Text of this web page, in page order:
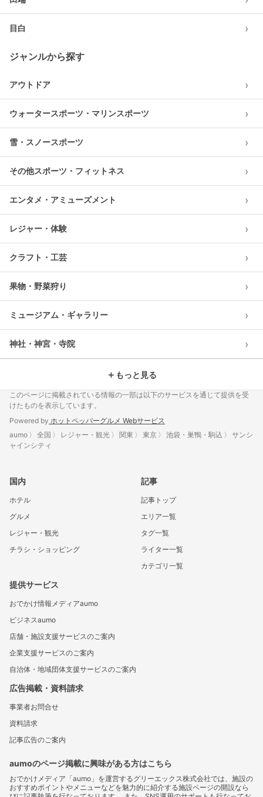
目白 ›
ジャンルから探す
アウトドア ›
ウォータースポーツ・マリンスポーツ ›
雪・スノースポーツ ›
その他スポーツ・フィットネス ›
エンタメ・アミューズメント ›
レジャー・体験 ›
クラフト・工芸 ›
果物・野菜狩り ›
ミュージアム・ギャラリー ›
神社・神宮・寺院 ›
＋ もっと見る
このページに掲載されている情報の一部は以下のサービスを通じて提供を受
けたものを表示しています。
Powered by ホットペッパーグルメ Webサービス
aumo
全国 レジャー・観光 関東 東京 池袋・巣鴨・駒込
サンシ
ャインシティ
国内
ホテル
グルメ
レジャー・観光
チラシ・ショッピング
記事
記事トップ
エリア一覧
タグ一覧
ライター一覧
カテゴリ一覧
提供サービス
おでかけ情報メディアaumo
ビジネスaumo
店舗・施設支援サービスのご案内
企業支援サービスのご案内
自治体・地域団体支援サービスのご案内
広告掲載・資料請求
事業者お問合せ
資料請求
記事広告のご案内
aumoのページ掲載に興味がある方はこちら
おでかけメディア「aumo」を運営するグリーエックス株式会社では、施設の
おすすめポイントやメニューなどを魅力的に紹介する施設ページの開設なら